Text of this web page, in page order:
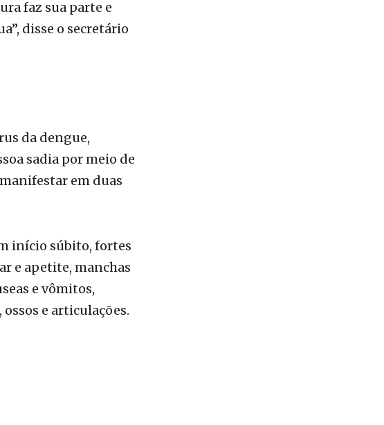
em que há dias
dia evitam a
faz sua parte e
da dengue,
sadia por meio de
início súbito, fortes
e apetite, manchas
e articulações.